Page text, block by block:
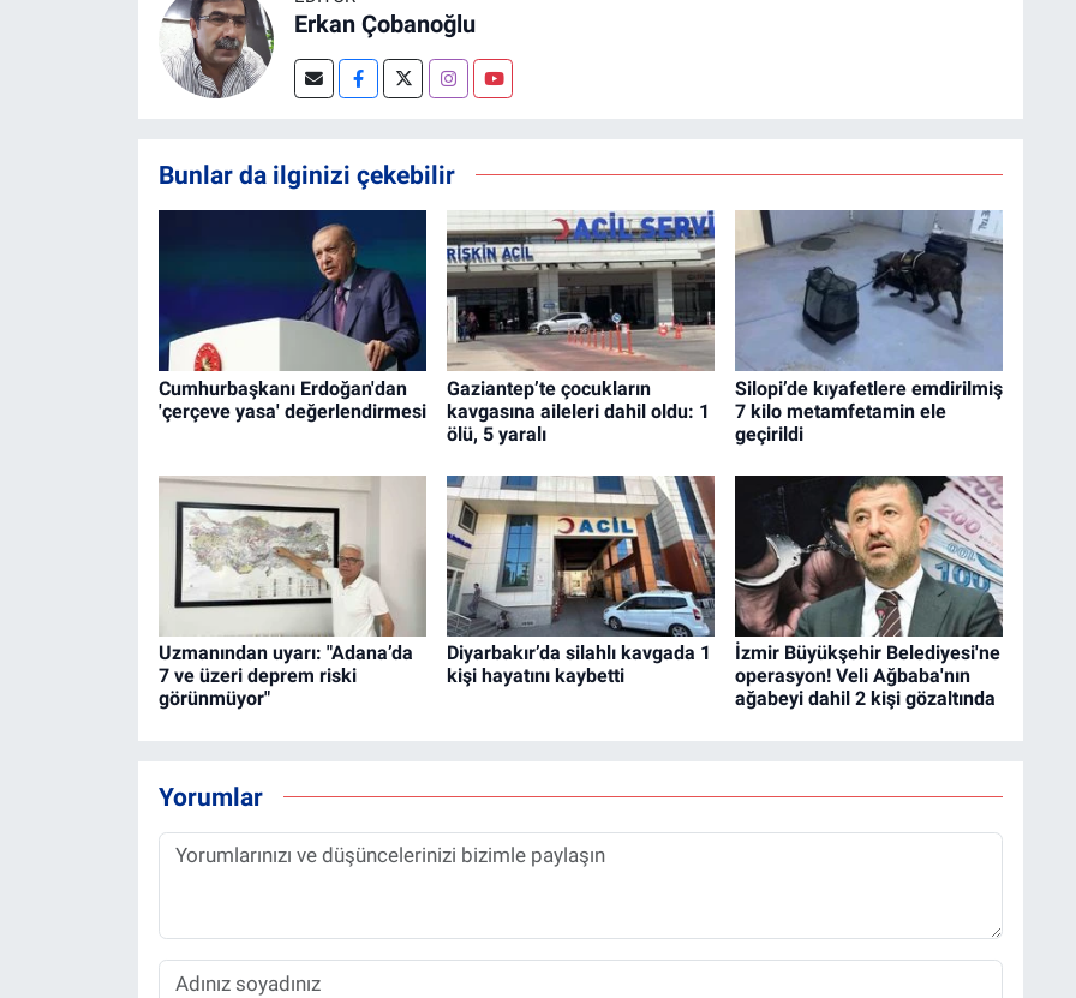
Erkan Çobanoğlu
Bunlar da ilginizi çekebilir
Cumhurbaşkanı Erdoğan'dan
'çerçeve yasa' değerlendirmesi
Gaziantep’te çocukların
kavgasına aileleri dahil oldu: 1
ölü, 5 yaralı
Silopi’de kıyafetlere emdirilmiş
7 kilo metamfetamin ele
geçirildi
Uzmanından uyarı: "Adana’da
7 ve üzeri deprem riski
görünmüyor"
Diyarbakır’da silahlı kavgada 1
kişi hayatını kaybetti
İzmir Büyükşehir Belediyesi'ne
operasyon! Veli Ağbaba'nın
ağabeyi dahil 2 kişi gözaltında
Yorumlar